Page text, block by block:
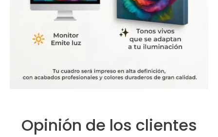
Opinión de los clientes